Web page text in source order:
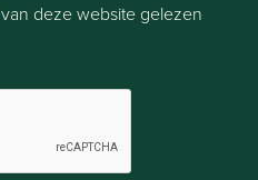
van deze website gelezen